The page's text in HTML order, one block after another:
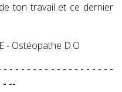
ton travail et ce dernier
- Ostéopathe D.O
- - - - - - - - - - - - - - - - - -
- --